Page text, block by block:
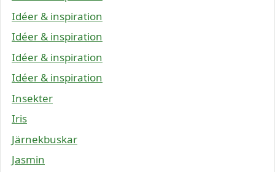
Idéer & inspiration
Idéer & inspiration
Idéer & inspiration
Idéer & inspiration
Insekter
Iris
Järnekbuskar
Jasmin